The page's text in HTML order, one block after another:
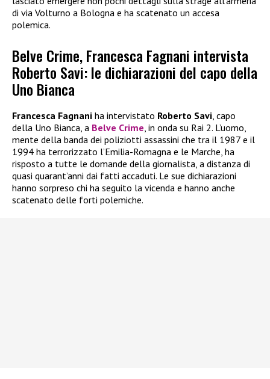
di via Volturno a Bologna e ha scatenato un accesa
polemica.
Belve Crime, Francesca Fagnani intervista
Roberto Savi: le dichiarazioni del capo della
Uno Bianca
Francesca Fagnani ha intervistato Roberto Savi , capo
della Uno Bianca, a Belve Crime , in onda su Rai 2. L’uomo,
mente della banda dei poliziotti assassini che tra il 1987 e il
1994 ha terrorizzato l’Emilia-Romagna e le Marche, ha
risposto a tutte le domande della giornalista, a distanza di
quasi quarant’anni dai fatti accaduti. Le sue dichiarazioni
hanno sorpreso chi ha seguito la vicenda e hanno anche
scatenato delle forti polemiche.